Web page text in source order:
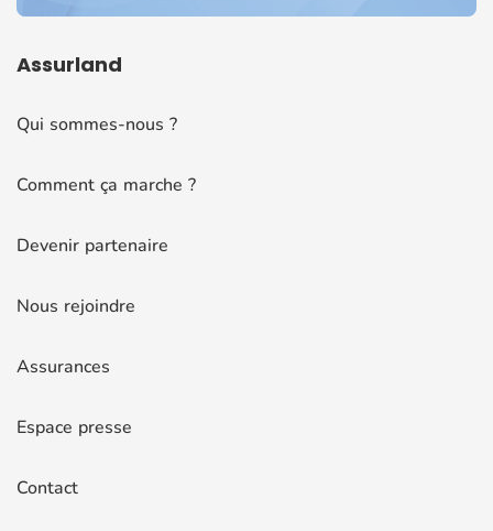
Assurland
Qui sommes-nous ?
Comment ça marche ?
Devenir partenaire
Nous rejoindre
Assurances
Espace presse
Contact